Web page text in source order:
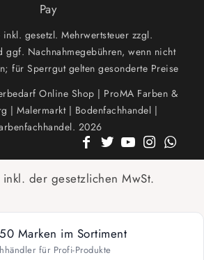
Pay
gesetzl. Mehrwertsteuer zzgl.
ggf. Nachnahmegebühren, wenn nicht
für Sperrgut gelten gesonderte Preise
Online Shop | ProMA Farben &
| Malermarkt | Bodenfachhandel |
2026
der gesetzlichen MwSt.
Marken im Sortiment
für Profi-Produkte